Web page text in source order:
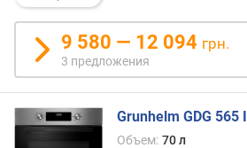
а
л
я
в
9 580 — 12 094 грн.
3 предложения
Grunhelm GDG 565 I
Объем: 70 л